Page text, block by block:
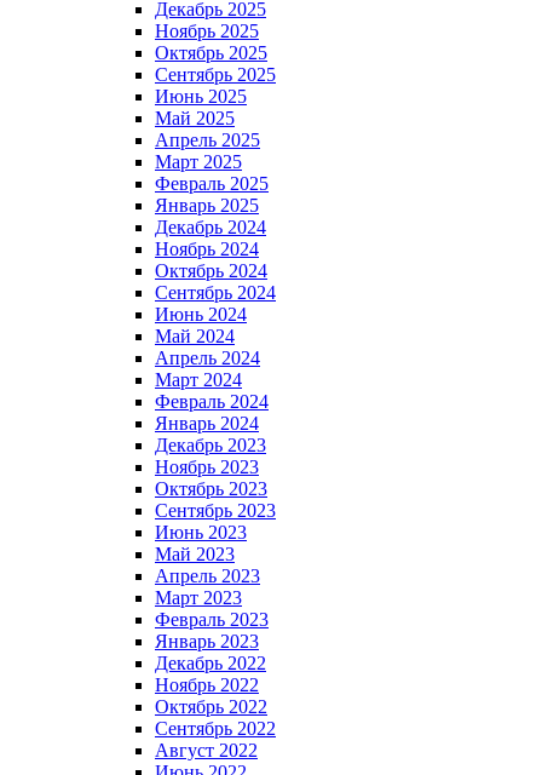
Декабрь 2025
Ноябрь 2025
Октябрь 2025
Сентябрь 2025
Июнь 2025
Май 2025
Апрель 2025
Март 2025
Февраль 2025
Январь 2025
Декабрь 2024
Ноябрь 2024
Октябрь 2024
Сентябрь 2024
Июнь 2024
Май 2024
Апрель 2024
Март 2024
Февраль 2024
Январь 2024
Декабрь 2023
Ноябрь 2023
Октябрь 2023
Сентябрь 2023
Июнь 2023
Май 2023
Апрель 2023
Март 2023
Февраль 2023
Январь 2023
Декабрь 2022
Ноябрь 2022
Октябрь 2022
Сентябрь 2022
Август 2022